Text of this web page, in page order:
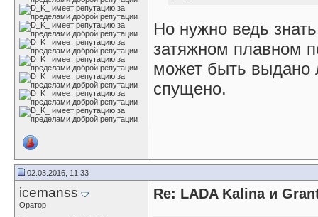
Но нужно ведь
затяжном плавном
может быть выдано
спущено.
02.03.2016, 11:33
icemanss
Оратор
Re: LADA Kalina и